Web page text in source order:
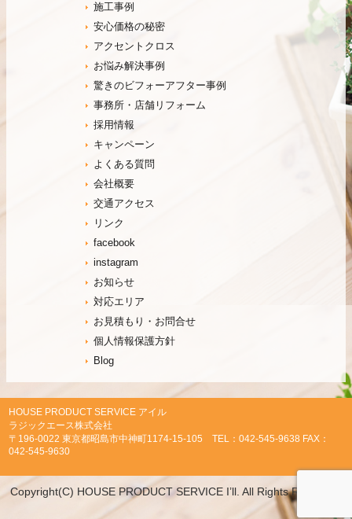
施工事例
安心価格の秘密
アクセントクロス
お悩み解決事例
驚きのビフォーアフター事例
事務所・店舗リフォーム
採用情報
キャンペーン
よくある質問
会社概要
交通アクセス
リンク
facebook
instagram
お知らせ
対応エリア
お見積もり・お問合せ
個人情報保護方針
Blog
HOUSE PRODUCT SERVICE アイル
ラジックエース株式会社
〒196-0022 東京都昭島市中神町1174-15-105 TEL：042-545-9638 FAX：
042-545-9630
Copyright(C) HOUSE PRODUCT SERVICE I’ll. All Rights Reserved.